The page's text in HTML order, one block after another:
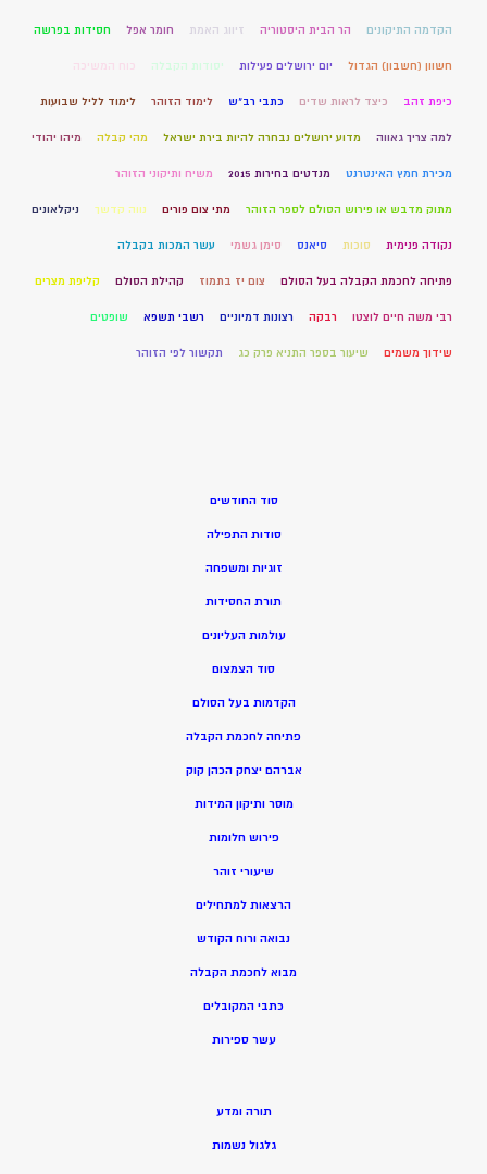
הקדמה התיקונים הר הבית היסטוריה זיווג האמת חומר אפל חסידות בפרשה
חשוון (חשבון) הגדול יום ירושלים פעילות יסודות הקבלה כוח המשיכה
כיפת זהב כיצד לראות שדים כתבי רב"ש לימוד הזוהר לימוד לליל שבועות
למה צריך גאווה מדוע ירושלים נבחרה להיות בירת ישראל מהי קבלה מיהו יהודי
מכירת חמץ האינטרנט מנדטים בחירות 2015 משיח ותיקוני הזוהר
מתוק מדבש או פירוש הסולם לספר הזוהר מתי צום פורים נווה קדשך ניקלאונים
נקודה פנימית סוכות סיאנס סימן גשמי עשר המכות בקבלה
פתיחה לחכמת הקבלה בעל הסולם צום יז בתמוז קהילת הסולם קליפת מצרים
רבי משה חיים לוצטו רבקה רצונות דמיוניים רשבי תשפא שופטים
שידוך משמים שיעור בספר התניא פרק כג תקשור לפי הזוהר
סוד החודשים
סודות התפילה
זוגיות ומשפחה
תורת החסידות
עולמות העליונים
סוד הצמצום
הקדמות בעל הסולם
פתיחה לחכמת הקבלה
אברהם יצחק הכהן קוק
מוסר ותיקון המידות
פירוש חלומות
שיעורי זוהר
הרצאות למתחילים
נבואה ורוח הקודש
מבוא לחכמת הקבלה
כתבי המקובלים
עשר ספירות
תורה ומדע
גלגול נשמות